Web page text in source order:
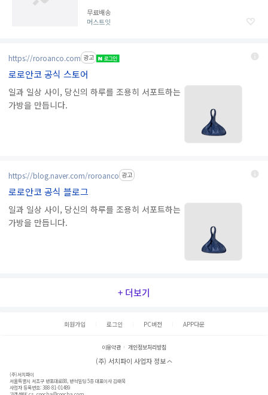
무료배송
머스트잇
https://roroanco.com 광고
로로안코 공식 스토어
일과 일상 사이, 당신의 하루를 조용히 서포트하는
가방을 만듭니다.
https://blog.naver.com/roroanco 광고
로로안코 공식 블로그
일과 일상 사이, 당신의 하루를 조용히 서포트하는
가방을 만듭니다.
+ 더보기
회원가입 로그인 PC버전 APP다운
이용약관 개인정보처리방침
(주) 서치파이 사업자 정보
(주)서치파이
서울특별시 서초구 반포대로88, 반석빌딩 5층 대표이사 김태묵
사업자 등록번호: 388-81-01489